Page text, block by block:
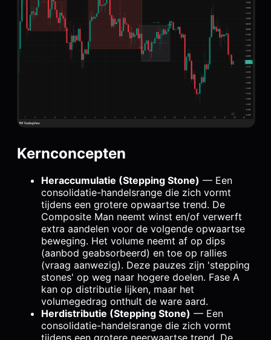
Kernconcepten
Heraccumulatie (Stepping Stone) — Een
consolidatie-handelsrange die zich vormt
tijdens een grotere opwaartse trend. De
Composite Man neemt winst en/of verwerft
extra aandelen voor de volgende opwaartse
beweging. Het volume neemt af op dips
(aanbod geabsorbeerd) en toe op rallies
(vraag aanwezig). Deze pauzes zijn 'stepping
stones' op weg naar hogere doelen. Fase A
kan op distributie lijken, maar het
volumegedrag onthult de ware aard.
Herdistributie (Stepping Stone) — Een
consolidatie-handelsrange die zich vormt
tijdens een grotere neerwaartse trend. De